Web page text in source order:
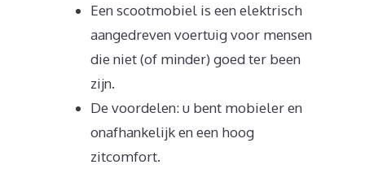
Een scootmobiel is een elektrisch
aangedreven voertuig voor mensen
die niet (of minder) goed ter been
zijn.
De voordelen: u bent mobieler en
onafhankelijk en een hoog
zitcomfort.